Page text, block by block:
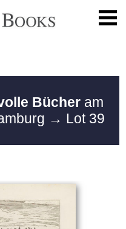
Bücher am
→ Lot 39